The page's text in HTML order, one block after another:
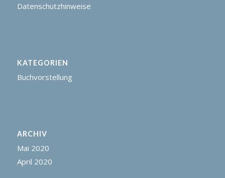
Datenschutzhinweise
KATEGORIEN
Buchvorstellung
ARCHIV
Mai 2020
April 2020